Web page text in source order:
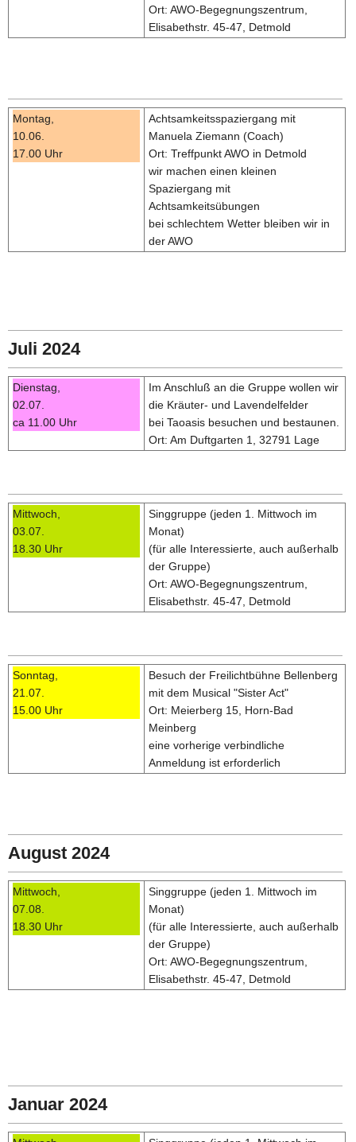
Ort: AWO-Begegnungszentrum,
Elisabethstr. 45-47, Detmold
Montag,
10.06.
17.00 Uhr
Achtsamkeitsspaziergang mit
Manuela Ziemann (Coach)
Ort: Treffpunkt AWO in Detmold
wir machen einen kleinen
Spaziergang mit
Achtsamkeitsübungen
bei schlechtem Wetter bleiben wir in
der AWO
Juli 2024
Dienstag,
02.07.
ca 11.00 Uhr
Im Anschluß an die Gruppe wollen wir
die Kräuter- und Lavendelfelder
bei Taoasis besuchen und bestaunen.
Ort: Am Duftgarten 1, 32791 Lage
Mittwoch,
03.07.
18.30 Uhr
Singgruppe (jeden 1. Mittwoch im
Monat)
(für alle Interessierte, auch außerhalb
der Gruppe)
Ort: AWO-Begegnungszentrum,
Elisabethstr. 45-47, Detmold
Sonntag,
21.07.
15.00 Uhr
Besuch der Freilichtbühne Bellenberg
mit dem Musical "Sister Act"
Ort: Meierberg 15, Horn-Bad
Meinberg
eine vorherige verbindliche
Anmeldung ist erforderlich
August 2024
Mittwoch,
07.08.
18.30 Uhr
Singgruppe (jeden 1. Mittwoch im
Monat)
(für alle Interessierte, auch außerhalb
der Gruppe)
Ort: AWO-Begegnungszentrum,
Elisabethstr. 45-47, Detmold
Januar 2024